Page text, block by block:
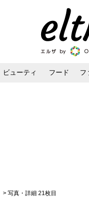
ビューティ フード フ
> 写真・詳細 21枚目